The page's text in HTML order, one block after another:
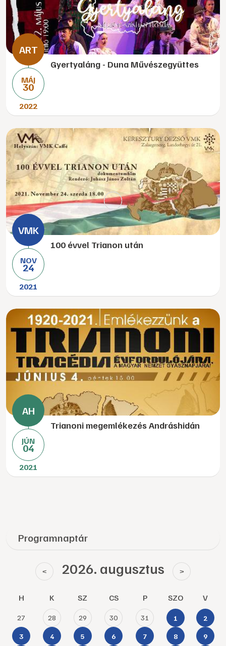
MÁJ
30
2022
Gyertyaláng - Duna Művészegyüttes
NOV
24
2021
100 évvel Trianon után
JÚN
04
2021
Trianoni megemlékezés Andráshidán
Programnaptár
< 2026. augusztus >
H K SZ CS P SZO V
27 28 29 30 31 1 2
3 4 5 6 7 8 9